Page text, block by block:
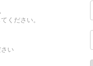
ください。
い